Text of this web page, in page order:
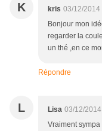
K kris 03/12/2014
Bonjour mon
regarder la
un thé ,en ce
Répondre
L Lisa 03/12/
Vraiment